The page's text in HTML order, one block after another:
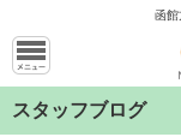
函館
スタッフブログ